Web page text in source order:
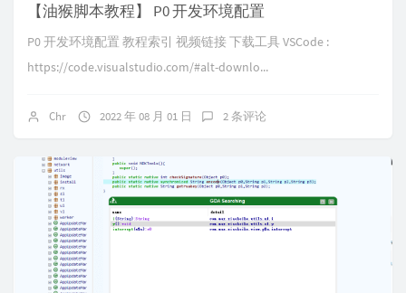
【油猴脚本教程】 P0 开发环境配置
P0 开发环境配置 教程索引 视频链接 下载工具 VSCode :
https://code.visualstudio.com/#alt-downlo...
Chr 2022 年 08 月 01 日 2 条评论